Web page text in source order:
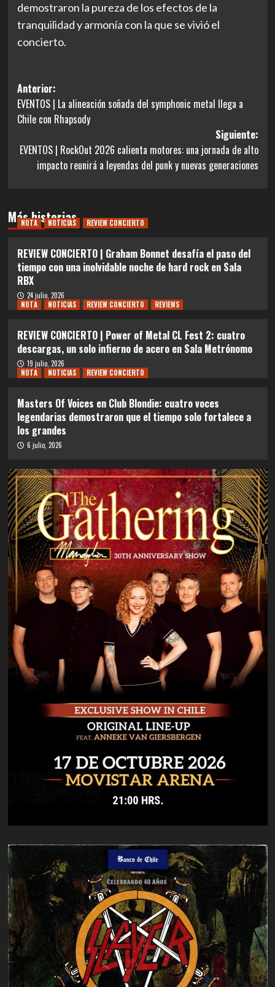
demostraron la pureza de los efectos de la
tranquilidad y armonía con la que se vivió el
concierto.
Navegación
de
entradas
Anterior:
EVENTOS | La alineación soñada del symphonic metal llega a
Chile con Rhapsody
Siguiente:
EVENTOS | RockOut 2026 calienta motores: una jornada de alto
impacto reunirá a leyendas del punk y nuevas generaciones
Más historias
NOTA NOTICIAS REVIEW CONCIERTO
REVIEW CONCIERTO | Graham Bonnet desafía el paso del
tiempo con una inolvidable noche de hard rock en Sala
RBX
24 julio, 2026
NOTA
NOTICIAS REVIEW CONCIERTO REVIEWS
REVIEW CONCIERTO | Power of Metal CL Fest 2: cuatro
descargas, un solo infierno de acero en Sala Metrónomo
19 julio, 2026
NOTA
NOTICIAS REVIEW CONCIERTO
Masters Of Voices en Club Blondie: cuatro voces
legendarias demostraron que el tiempo solo fortalece a
los grandes
6 julio, 2026